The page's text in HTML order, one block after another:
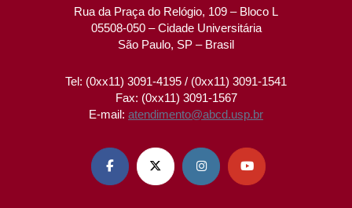
Rua da Praça do Relógio, 109 – Bloco L
05508-050 – Cidade Universitária
São Paulo, SP – Brasil
Tel: (0xx11) 3091-4195 / (0xx11) 3091-1541
Fax: (0xx11) 3091-1567
E-mail: atendimento@abcd.usp.br
   